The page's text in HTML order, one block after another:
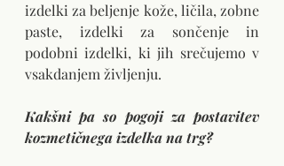
izdelki za beljenje kože, ličila, zobne
paste, izdelki za sončenje in
podobni izdelki, ki jih srečujemo v
vsakdanjem življenju.
Kakšni pa so pogoji za postavitev
kozmetičnega izdelka na trg?